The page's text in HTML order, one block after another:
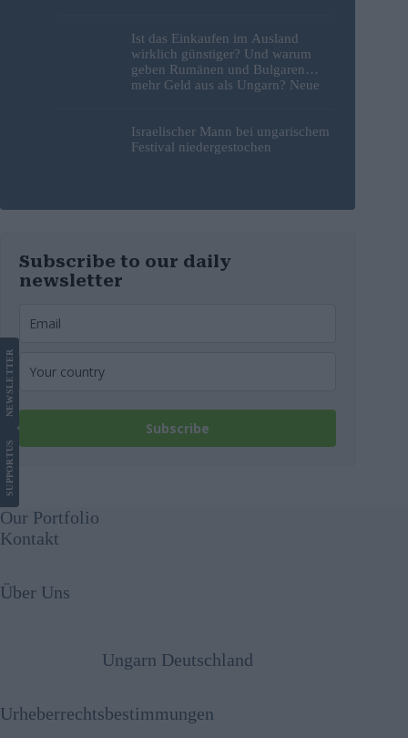
Ist das Einkaufen im Ausland
wirklich günstiger? Und warum
geben Rumänen und Bulgaren
mehr Geld aus als Ungarn? Neue
Israelischer Mann bei ungarischem
Festival niedergestochen
Subscribe to our daily
newsletter
Subscribe
SUPPORT
US
NEWS
LETTER
Our Portfolio
Kontakt
Über Uns
Ungarn Deutschland
Urheberrechtsbestimmungen